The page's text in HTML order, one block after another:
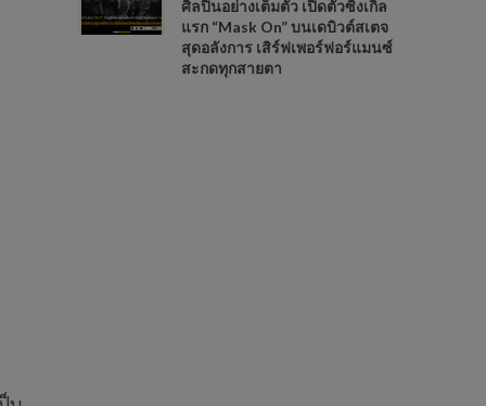
ศิลปินอย่างเต็มตัว เปิดตัวซิงเกิล
แรก “Mask On” บนเดบิวต์สเตจ
สุดอลังการ เสิร์ฟเพอร์ฟอร์แมนซ์
สะกดทุกสายตา